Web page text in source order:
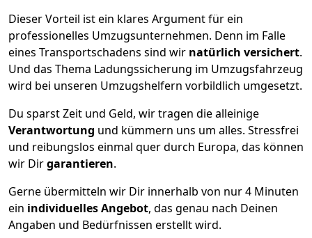
Dieser Vorteil ist ein klares Argument für ein
professionelles Umzugsunternehmen. Denn im Falle
eines Transportschadens sind wir natürlich versichert.
Und das Thema Ladungssicherung im Umzugsfahrzeug
wird bei unseren Umzugshelfern vorbildlich umgesetzt.
Du sparst Zeit und Geld, wir tragen die alleinige
Verantwortung und kümmern uns um alles. Stressfrei
und reibungslos einmal quer durch Europa, das können
wir Dirgarantieren.
Gerne übermitteln wir Dir innerhalb von nur4 Minuten
ein individuelles Angebot, das genau nach Deinen
Angaben und Bedürfnissen erstellt wird.